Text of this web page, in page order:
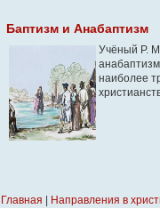
Баптизм и Анабаптизм
Учёный Р.
наиболее
Главная Направления в